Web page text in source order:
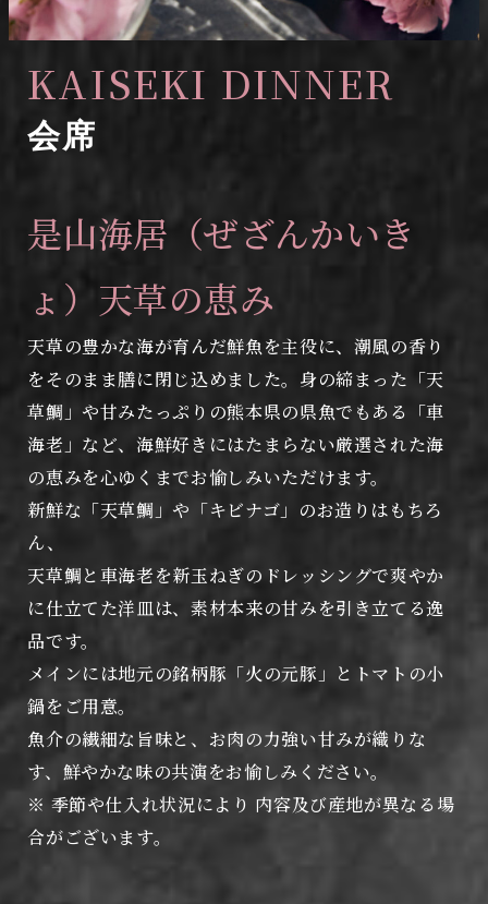
KAISEKI DINNER
会席
是山海居（ぜざんかいき
ょ）天草の恵み
天草の豊かな海が育んだ鮮魚を主役に、潮風の香り
をそのまま膳に閉じ込めました。身の締まった「天
草鯛」や甘みたっぷりの熊本県の県魚でもある「車
海老」など、海鮮好きにはたまらない厳選された海
の恵みを心ゆくまでお愉しみいただけます。
新鮮な「天草鯛」や「キビナゴ」のお造りはもちろ
ん、
天草鯛と車海老を新玉ねぎのドレッシングで爽やか
に仕立てた洋皿は、素材本来の甘みを引き立てる逸
品です。
メインには地元の銘柄豚「火の元豚」とトマトの小
鍋をご用意。
魚介の繊細な旨味と、お肉の力強い甘みが織りな
す、鮮やかな味の共演をお愉しみください。
※ 季節や仕入れ状況により 内容及び産地が異なる場
合がございます。